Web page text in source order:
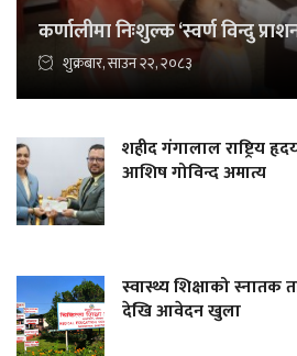
कर्णालीमा निःशुल्क ‘स्वर्ण विन्दु
शुक्रबार, साउन २२, २०८३
शहीद गंगालाल राष्ट्रिय
आशिष गोविन्द अमात्य
स्वास्थ्य शिक्षाको स्नातक
देखि आवेदन खुला